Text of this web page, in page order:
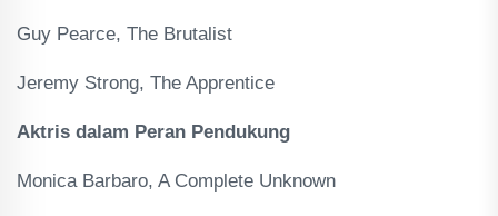
Guy Pearce, The Brutalist
Jeremy Strong, The Apprentice
Aktris dalam Peran Pendukung
Monica Barbaro, A Complete Unknown